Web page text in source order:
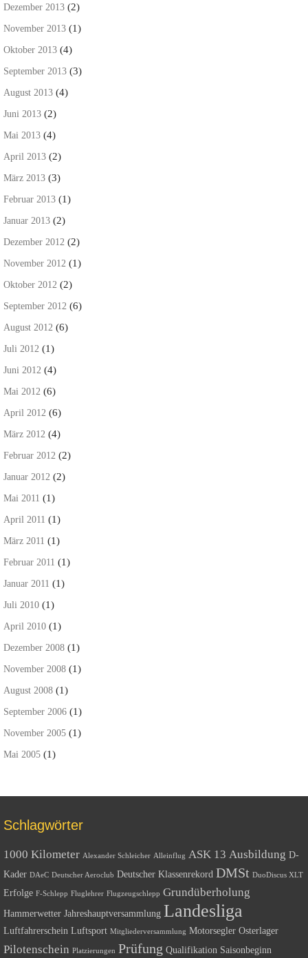
Dezember 2013 (2)
November 2013 (1)
Oktober 2013 (4)
September 2013 (3)
August 2013 (4)
Juni 2013 (2)
Mai 2013 (4)
April 2013 (2)
März 2013 (3)
Februar 2013 (1)
Januar 2013 (2)
Dezember 2012 (2)
November 2012 (1)
Oktober 2012 (2)
September 2012 (6)
August 2012 (6)
Juli 2012 (1)
Juni 2012 (4)
Mai 2012 (6)
April 2012 (6)
März 2012 (4)
Februar 2012 (2)
Januar 2012 (2)
Mai 2011 (1)
April 2011 (1)
März 2011 (1)
Februar 2011 (1)
Januar 2011 (1)
Juli 2010 (1)
April 2010 (1)
Dezember 2008 (1)
November 2008 (1)
August 2008 (1)
September 2006 (1)
November 2005 (1)
Mai 2005 (1)
Schlagwörter
1000 Kilometer Alexander Schleicher Alleinflug ASK 13 Ausbildung D-
Kader DAeC Deutscher Aeroclub Deutscher Klassenrekord DMSt DuoDiscus XLT
Erfolge F-Schlepp Fluglehrer Flugzeugschlepp Grundüberholung
Hammerwetter Jahreshauptversammlung Landesliga
Luftfahrerschein Luftsport Mitgliederversammlung Motorsegler Osterlager
Pilotenschein Platzierungen Prüfung Qualifikation Saisonbeginn